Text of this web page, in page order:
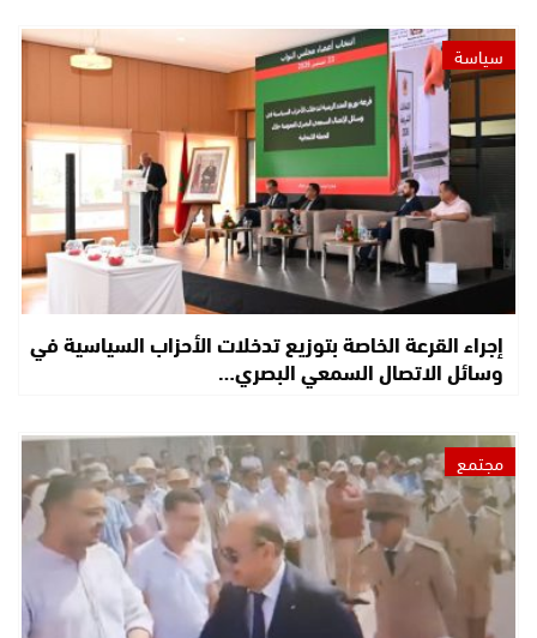
سياسة
إجراء القرعة الخاصة بتوزيع تدخلات الأحزاب السياسية في
وسائل الاتصال السمعي البصري…
مجتمع